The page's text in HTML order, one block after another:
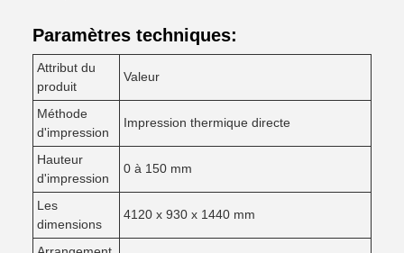
Paramètres techniques:
Attribut du
produit
Valeur
Méthode
d'impression
Impression thermique directe
Hauteur
d'impression
0 à 150 mm
Les
dimensions
4120 x 930 x 1440 mm